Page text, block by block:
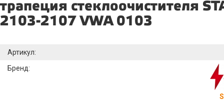
трапеция стеклоочистителя
2103-2107 VWA 0103
Артикул:
Бренд: